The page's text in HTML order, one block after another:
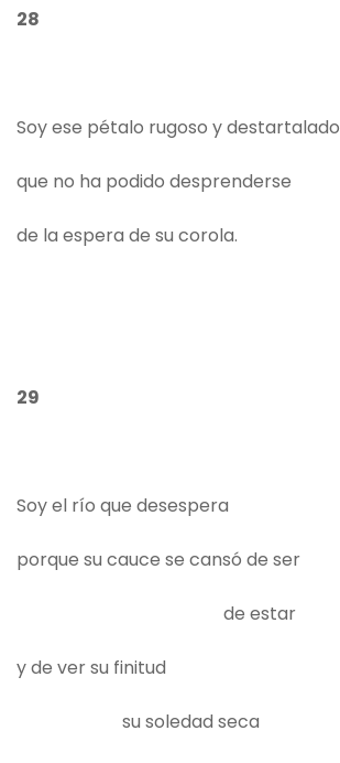
28
Soy ese pétalo rugoso y destartalado
que no ha podido desprenderse
de la espera de su corola.
29
Soy el río que desespera
porque su cauce se cansó de ser
de estar
y de ver su finitud
su soledad seca